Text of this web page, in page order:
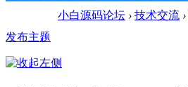
小白源码论坛 › 技术交流 ›
发布主题